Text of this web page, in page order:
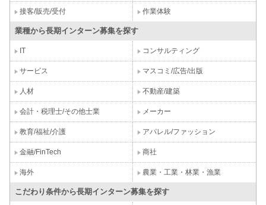
接客/販売/受付 作業体験
業種から長期インターン募集を探す
IT コンサルティング
サービス マスコミ/広告/出版
人材 不動産/建築
会計・税理士/その他士業 メーカー
教育/福祉/介護 アパレル/ファッション
金融/FinTech 商社
海外 農業・工業・林業・漁業
こだわり条件から長期インターン募集を探す